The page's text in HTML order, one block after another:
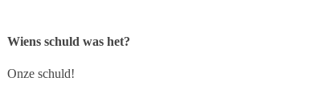
Wiens schuld was het?
Onze schuld!